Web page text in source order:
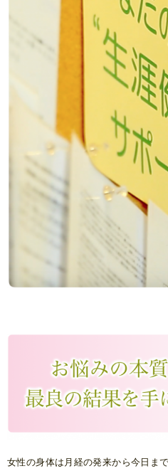
女性の身体は月経の発来から今日ま